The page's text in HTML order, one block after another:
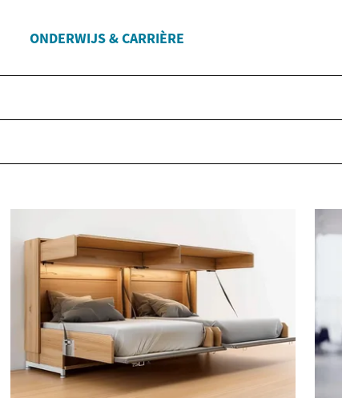
ONDERWIJS & CARRIÈRE